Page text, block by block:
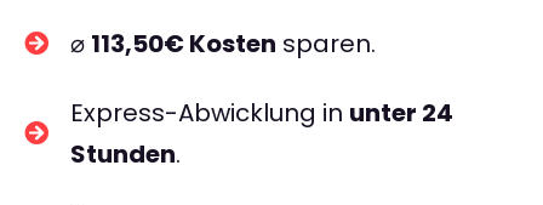
⌀ 113,50€ Kosten sparen.
Express-Abwicklung in unter 24
Stunden.